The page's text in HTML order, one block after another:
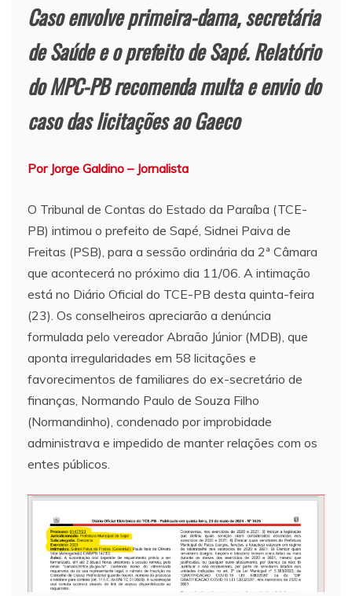
Caso envolve primeira-dama, secretária
de Saúde e o prefeito de Sapé. Relatório
do MPC-PB recomenda multa e envio do
caso das licitações ao Gaeco
Por Jorge Galdino – Jornalista
O Tribunal de Contas do Estado da Paraíba (TCE-
PB) intimou o prefeito de Sapé, Sidnei Paiva de
Freitas (PSB), para a sessão ordinária da 2ª Câmara
que acontecerá no próximo dia 11/06. A intimação
está no Diário Oficial do TCE-PB desta quinta-feira
(23). Os conselheiros apreciarão a denúncia
formulada pelo vereador Abraão Júnior (MDB), que
aponta irregularidades em 58 licitações e
favorecimentos de familiares do ex-secretário de
finanças, Normando Paulo de Souza Filho
(Normandinho), condenado por improbidade
administrava e impedido de manter relações com os
entes públicos.